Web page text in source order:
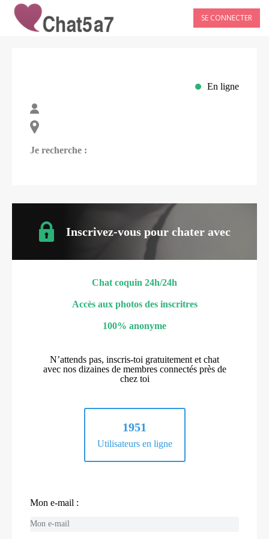
SE CONNECTER
En ligne
Je recherche :
Inscrivez-vous pour chater avec
Chat coquin 24h/24h
Accès aux photos des inscritres
100% anonyme
N’attends pas, inscris-toi gratuitement et chat
avec nos dizaines de membres connectés près de
chez toi
1951
Utilisateurs en ligne
Mon e-mail :